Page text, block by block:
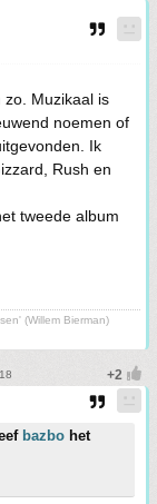
zo. Muzikaal is
noemen of
Ik
Rush en
tweede album
(Willem Bierman)
bazbo het